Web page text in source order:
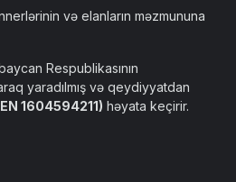
və elanların məzmununa
Respublikasının
yaradılmış və qeydiyyatdan
1604594211) həyata keçirir.